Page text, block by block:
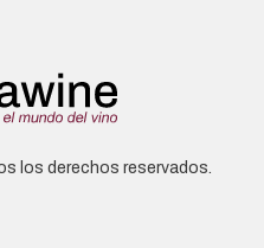
los derechos reservados.